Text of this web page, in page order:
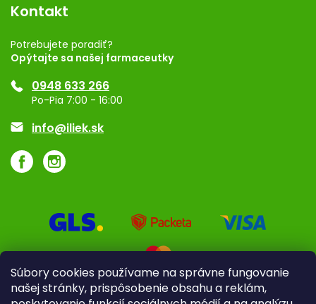
Súbory cookies používame na správne fungovanie
našej stránky, prispôsobenie obsahu a reklám,
Rozhodnutie na prevádzku
Registrácia
Ponuka pre firmy
Značky
Kontakt
Potrebujete poradiť?
Opýtajte sa našej farmaceutky
0948 633 266
Po-Pia 7:00 - 16:00
info@iliek.sk